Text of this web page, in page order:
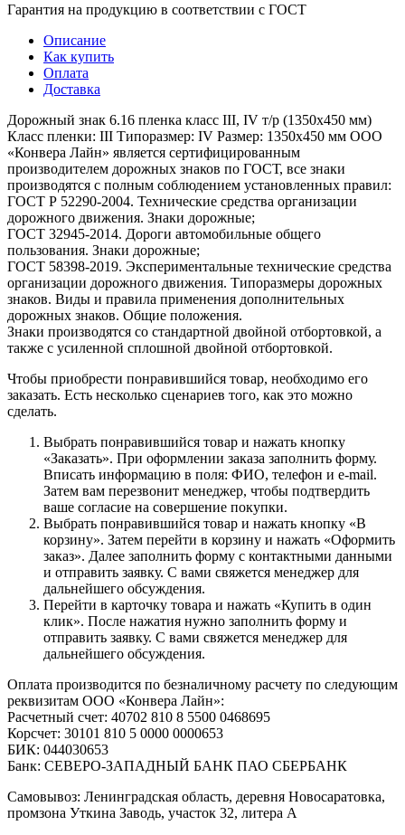
Гарантия на продукцию в соответствии с ГОСТ
Описание
Как купить
Оплата
Доставка
Дорожный знак 6.16 пленка класс III, IV т/р (1350х450 мм)
Класс пленки: III Типоразмер: IV Размер: 1350х450 мм ООО
«Конвера Лайн» является сертифицированным
производителем дорожных знаков по ГОСТ, все знаки
производятся с полным соблюдением установленных правил:
ГОСТ Р 52290-2004. Технические средства организации
дорожного движения. Знаки дорожные;
ГОСТ 32945-2014. Дороги автомобильные общего
пользования. Знаки дорожные;
ГОСТ 58398-2019. Экспериментальные технические средства
организации дорожного движения. Типоразмеры дорожных
знаков. Виды и правила применения дополнительных
дорожных знаков. Общие положения.
Знаки производятся со стандартной двойной отбортовкой, а
также с усиленной сплошной двойной отбортовкой.
Чтобы приобрести понравившийся товар, необходимо его
заказать. Есть несколько сценариев того, как это можно
сделать.
Выбрать понравившийся товар и нажать кнопку
«Заказать». При оформлении заказа заполнить форму.
Вписать информацию в поля: ФИО, телефон и e-mail.
Затем вам перезвонит менеджер, чтобы подтвердить
ваше согласие на совершение покупки.
Выбрать понравившийся товар и нажать кнопку «В
корзину». Затем перейти в корзину и нажать «Оформить
заказ». Далее заполнить форму с контактными данными
и отправить заявку. С вами свяжется менеджер для
дальнейшего обсуждения.
Перейти в карточку товара и нажать «Купить в один
клик». После нажатия нужно заполнить форму и
отправить заявку. С вами свяжется менеджер для
дальнейшего обсуждения.
Оплата производится по безналичному расчету по следующим
реквизитам ООО «Конвера Лайн»:
Расчетный счет: 40702 810 8 5500 0468695
Корсчет: 30101 810 5 0000 0000653
БИК: 044030653
Банк: СЕВЕРО-ЗАПАДНЫЙ БАНК ПАО СБЕРБАНК
Самовывоз: Ленинградская область, деревня Новосаратовка,
промзона Уткина Заводь, участок 32, литера А